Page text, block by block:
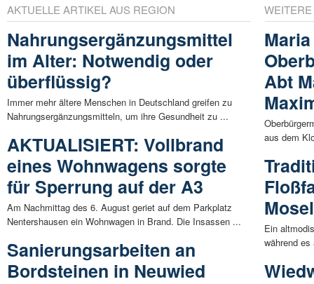
AKTUELLE ARTIKEL AUS REGION
Nahrungsergänzungsmittel
im Alter: Notwendig oder
überflüssig?
Immer mehr ältere Menschen in Deutschland greifen zu
Nahrungsergänzungsmitteln, um ihre Gesundheit zu ...
AKTUALISIERT: Vollbrand
eines Wohnwagens sorgte
für Sperrung auf der A3
Am Nachmittag des 6. August geriet auf dem Parkplatz
Nentershausen ein Wohnwagen in Brand. Die Insassen ...
Sanierungsarbeiten an
Bordsteinen in Neuwied
Abt
aus dem
Mosel
Ein
während